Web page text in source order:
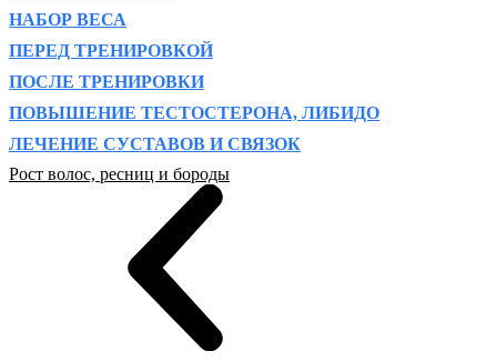
НАБОР ВЕСА
ПЕРЕД ТРЕНИРОВКОЙ
ПОСЛЕ ТРЕНИРОВКИ
ПОВЫШЕНИЕ ТЕСТОСТЕРОНА, ЛИБИДО
ЛЕЧЕНИЕ СУСТАВОВ И СВЯЗОК
Рост волос, ресниц и бороды